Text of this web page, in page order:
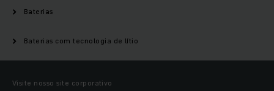
Baterias
Baterias com tecnologia de lítio
Visite nosso site corporativo